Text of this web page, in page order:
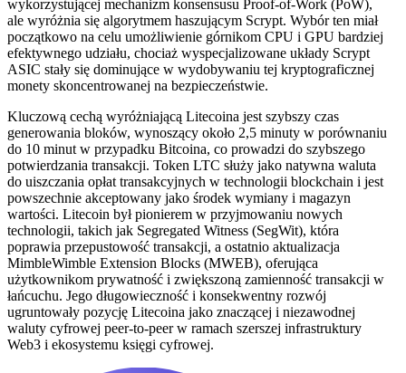
wykorzystującej mechanizm konsensusu Proof-of-Work (PoW),
ale wyróżnia się algorytmem haszującym Scrypt. Wybór ten miał
początkowo na celu umożliwienie górnikom CPU i GPU bardziej
efektywnego udziału, chociaż wyspecjalizowane układy Scrypt
ASIC stały się dominujące w wydobywaniu tej kryptograficznej
monety skoncentrowanej na bezpieczeństwie.
Kluczową cechą wyróżniającą Litecoina jest szybszy czas
generowania bloków, wynoszący około 2,5 minuty w porównaniu
do 10 minut w przypadku Bitcoina, co prowadzi do szybszego
potwierdzania transakcji. Token LTC służy jako natywna waluta
do uiszczania opłat transakcyjnych w technologii blockchain i jest
powszechnie akceptowany jako środek wymiany i magazyn
wartości. Litecoin był pionierem w przyjmowaniu nowych
technologii, takich jak Segregated Witness (SegWit), która
poprawia przepustowość transakcji, a ostatnio aktualizacja
MimbleWimble Extension Blocks (MWEB), oferująca
użytkownikom prywatność i zwiększoną zamienność transakcji w
łańcuchu. Jego długowieczność i konsekwentny rozwój
ugruntowały pozycję Litecoina jako znaczącej i niezawodnej
waluty cyfrowej peer-to-peer w ramach szerszej infrastruktury
Web3 i ekosystemu księgi cyfrowej.